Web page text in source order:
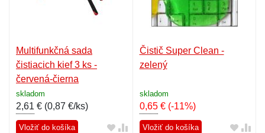
Multifunkčná sada
čistiacich kief 3 ks -
červená-čierna
skladom
2,61 € (0,87 €/ks)
Vložiť do košíka
Čistič Super Clean -
zelený
skladom
0,65€ (-11%)
Vložiť do košíka